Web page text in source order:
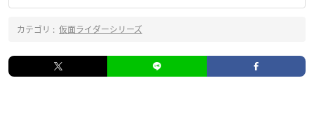
カテゴリ : 仮面ライダーシリーズ